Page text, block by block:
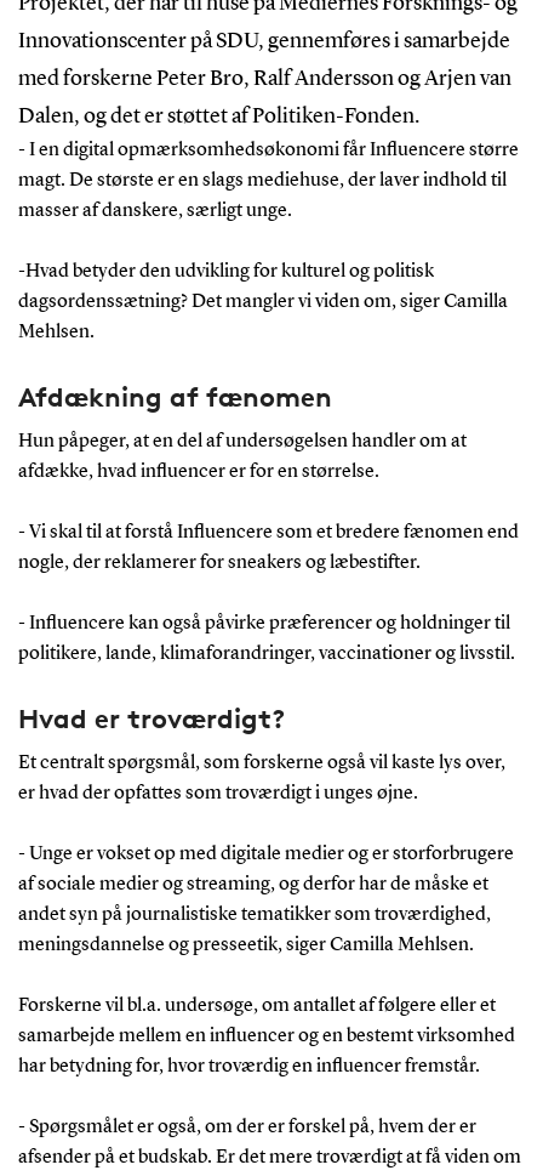
Innovationscenter på SDU, gennemføres i samarbejde
med forskerne Peter Bro, Ralf Andersson og Arjen van
Dalen, og det er støttet af Politiken-Fonden.
- I en digital opmærksomhedsøkonomi får Influencere større
magt. De største er en slags mediehuse, der laver indhold til
masser af danskere, særligt unge.
-Hvad betyder den udvikling for kulturel og politisk
dagsordenssætning? Det mangler vi viden om, siger Camilla
Mehlsen.
Afdækning af fænomen
Hun påpeger, at en del af undersøgelsen handler om at
afdække, hvad influencer er for en størrelse.
- Vi skal til at forstå Influencere som et bredere fænomen end
nogle, der reklamerer for sneakers og læbestifter.
- Influencere kan også påvirke præferencer og holdninger til
politikere, lande, klimaforandringer, vaccinationer og livsstil.
Hvad er troværdigt?
Et centralt spørgsmål, som forskerne også vil kaste lys over,
er hvad der opfattes som troværdigt i unges øjne.
- Unge er vokset op med digitale medier og er storforbrugere
af sociale medier og streaming, og derfor har de måske et
andet syn på journalistiske tematikker som troværdighed,
meningsdannelse og presseetik, siger Camilla Mehlsen.
Forskerne vil bl.a. undersøge, om antallet af følgere eller et
samarbejde mellem en influencer og en bestemt virksomhed
har betydning for, hvor troværdig en influencer fremstår.
- Spørgsmålet er også, om der er forskel på, hvem der er
afsender på et budskab. Er det mere troværdigt at få viden om